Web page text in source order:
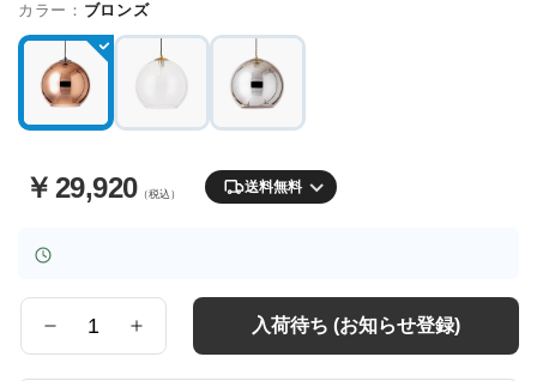
カラー： ブロンズ
￥ 29,920（税込） 送料無料
量
入荷待ち (お知らせ登録)